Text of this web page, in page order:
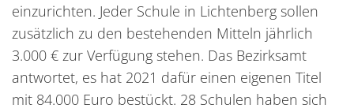
einzurichten. Jeder Schule in Lichtenberg sollen
zusätzlich zu den bestehenden Mitteln jährlich
3.000 € zur Verfügung stehen. Das Bezirksamt
antwortet, es hat 2021 dafür einen eigenen Titel
mit 84.000 Euro bestückt. 28 Schulen haben sich